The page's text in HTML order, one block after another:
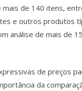
de 140 itens,
e outros produtos
análise de mais de
de preços
da